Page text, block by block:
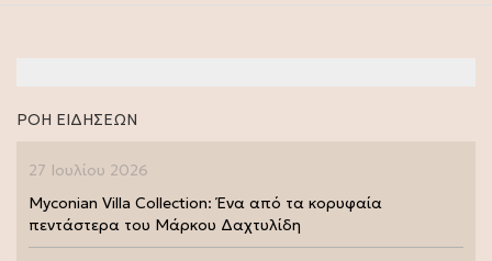
ΡΟΗ ΕΙΔΗΣΕΩΝ
27 Ιουλίου 2026
Myconian Villa Collection: Ένα από τα κορυφαία
πεντάστερα του Μάρκου Δαχτυλίδη